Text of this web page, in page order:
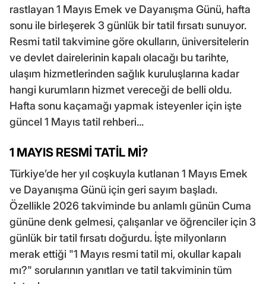
rastlayan 1 Mayıs Emek ve Dayanışma Günü, hafta
sonu ile birleşerek 3 günlük bir tatil fırsatı sunuyor.
Resmi tatil takvimine göre okulların, üniversitelerin
ve devlet dairelerinin kapalı olacağı bu tarihte,
ulaşım hizmetlerinden sağlık kuruluşlarına kadar
hangi kurumların hizmet vereceği de belli oldu.
Hafta sonu kaçamağı yapmak isteyenler için işte
güncel 1 Mayıs tatil rehberi...
1 MAYIS RESMİ TATİL Mİ?
Türkiye’de her yıl coşkuyla kutlanan 1 Mayıs Emek
ve Dayanışma Günü için geri sayım başladı.
Özellikle 2026 takviminde bu anlamlı günün Cuma
gününe denk gelmesi, çalışanlar ve öğrenciler için 3
günlük bir tatil fırsatı doğurdu. İşte milyonların
merak ettiği "1 Mayıs resmi tatil mi, okullar kapalı
mı?" sorularının yanıtları ve tatil takviminin tüm